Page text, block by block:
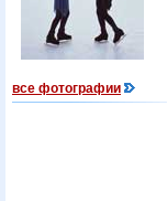
все фотографии